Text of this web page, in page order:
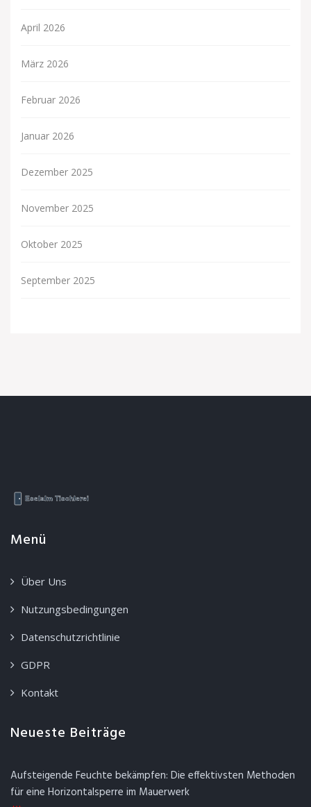
April 2026
März 2026
Februar 2026
Januar 2026
Dezember 2025
November 2025
Oktober 2025
September 2025
Menü
Über Uns
Nutzungsbedingungen
Datenschutzrichtlinie
GDPR
Kontakt
Neueste Beiträge
Aufsteigende Feuchte bekämpfen: Die effektivsten Methoden
für eine Horizontalsperre im Mauerwerk